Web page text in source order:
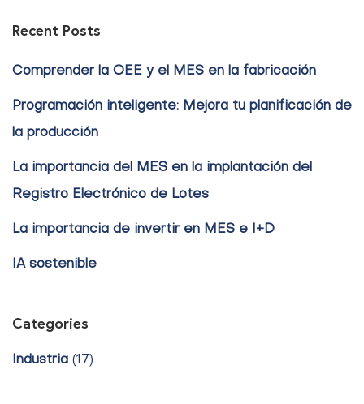
Recent Posts
Comprender la OEE y el MES en la fabricación
Programación inteligente: Mejora tu planificación de
la producción
La importancia del MES en la implantación del
Registro Electrónico de Lotes
La importancia de invertir en MES e I+D
IA sostenible
Categories
Industria (17)